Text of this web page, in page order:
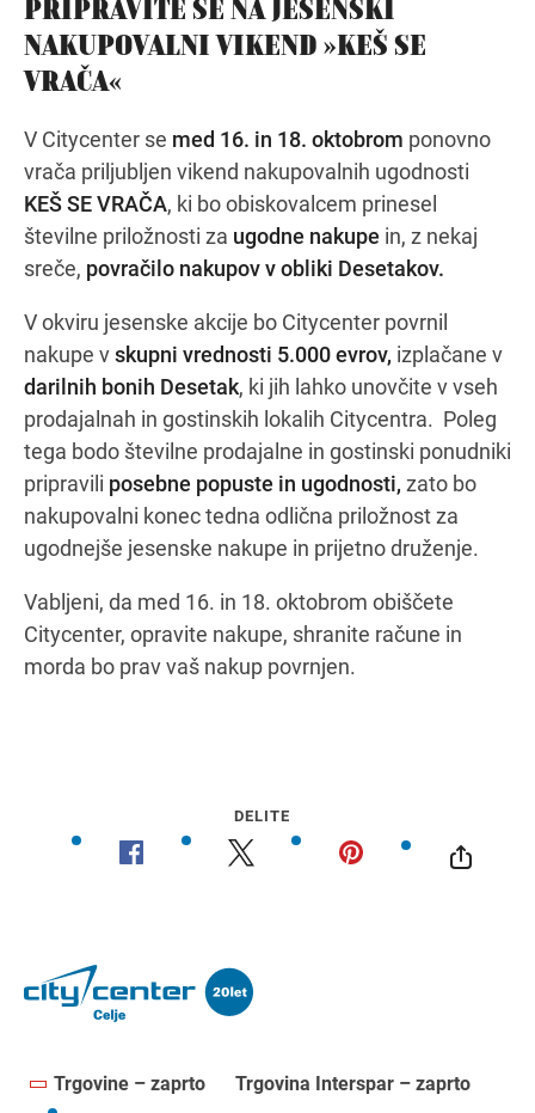
PRIPRAVITE SE NA JESENSKI
NAKUPOVALNI VIKEND »KEŠ SE
VRAČA«
V Citycenter se med 16. in 18. oktobrom ponovno
vrača priljubljen vikend nakupovalnih ugodnosti
KEŠ SE VRAČA, ki bo obiskovalcem prinesel
številne priložnosti za ugodne nakupe in, z nekaj
sreče, povračilo nakupov v obliki Desetakov.
V okviru jesenske akcije bo Citycenter povrnil
nakupe vskupni vrednosti 5.000 evrov, izplačane v
darilnih bonih Desetak, ki jih lahko unovčite v vseh
prodajalnah in gostinskih lokalih Citycentra. Poleg
tega bodo številne prodajalne in gostinski ponudniki
pripravili posebne popuste in ugodnosti, zato bo
nakupovalni konec tedna odlična priložnost za
ugodnejše jesenske nakupe in prijetno druženje.
Vabljeni, da med 16. in 18. oktobrom obiščete
Citycenter, opravite nakupe, shranite račune in
morda bo prav vaš nakup povrnjen.
DELITE
Trgovine – zaprto Trgovina Interspar – zaprto